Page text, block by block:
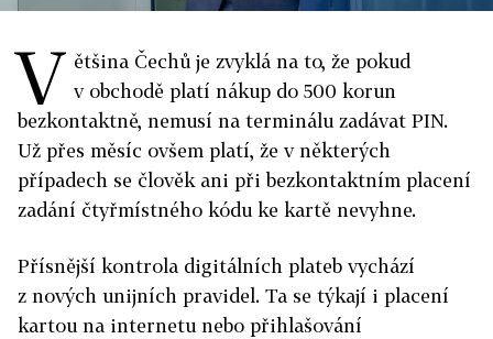
V ětšina Čechů je zvyklá na to, že pokud
v obchodě platí nákup do 500 korun
bezkontaktně, nemusí na terminálu zadávat PIN.
Už přes měsíc ovšem platí, že v některých
případech se člověk ani při bezkontaktním placení
zadání čtyřmístného kódu ke kartě nevyhne.
Přísnější kontrola digitálních plateb vychází
z nových unijních pravidel. Ta se týkají i placení
kartou na internetu nebo přihlašování